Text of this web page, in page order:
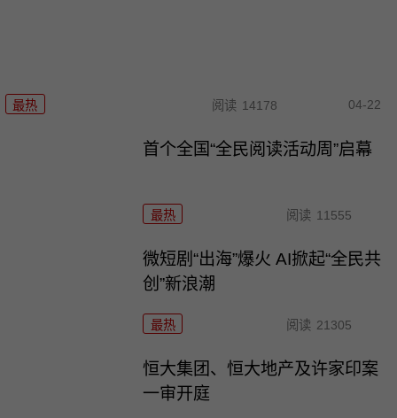
最热 阅读 14178 04-22
首个全国“全民阅读活动周”启幕
最热 阅读 11555
微短剧“出海”爆火 AI掀起“全民共
创”新浪潮
最热 阅读 21305
恒大集团、恒大地产及许家印案
一审开庭